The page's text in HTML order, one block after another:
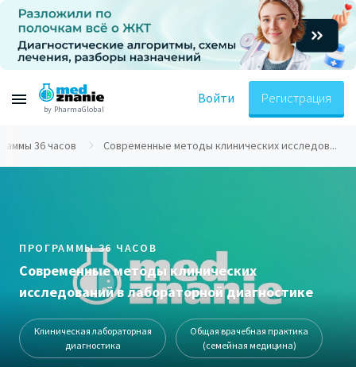
by PharmaGlobal
Войти Регистрация
36 часов Современные методы клинических исследов...
ПРОГРАММЫ 36 ЧАСОВ
Современные методы клинических
исследований в лабораторной диагностике
Клиническая лабораторная
диагностика
Общая врачебная практика
(семейная медицина)